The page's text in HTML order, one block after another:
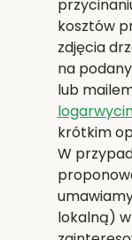
kosztów
zdjęcia
na
lub
krótkim
W
lokalną)